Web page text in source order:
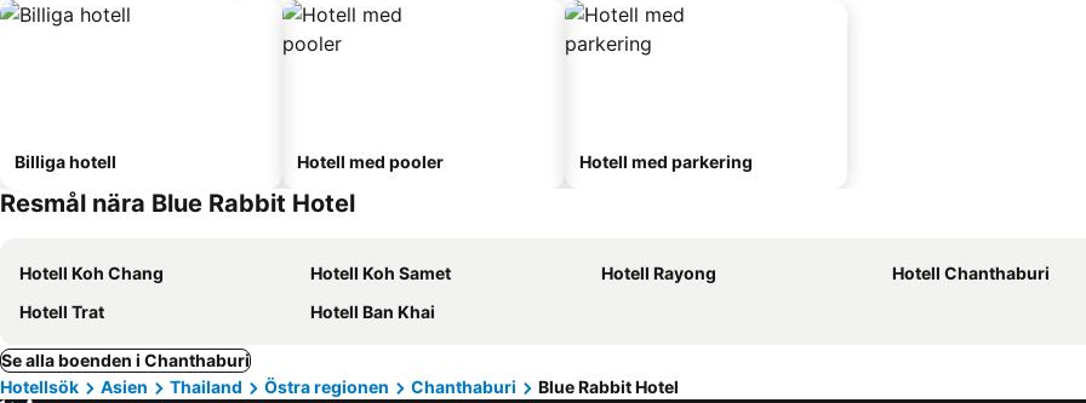
Billiga hotell Hotell med pooler Hotell med parkering
Resmål nära Blue Rabbit Hotel
Hotell Koh Chang Hotell Koh Samet Hotell Rayong
Hotell Chanthaburi
Hotell Trat
Hotell Ban Khai
Se alla boenden i Chanthaburi
Hotellsök
Asien Thailand Östra regionen Chanthaburi Blue Rabbit Hotel